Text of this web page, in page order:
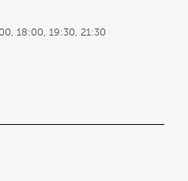
18:00, 19:30, 21:30